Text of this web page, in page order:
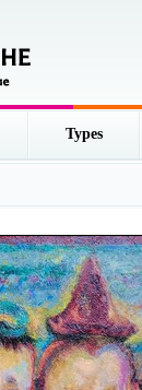
Types